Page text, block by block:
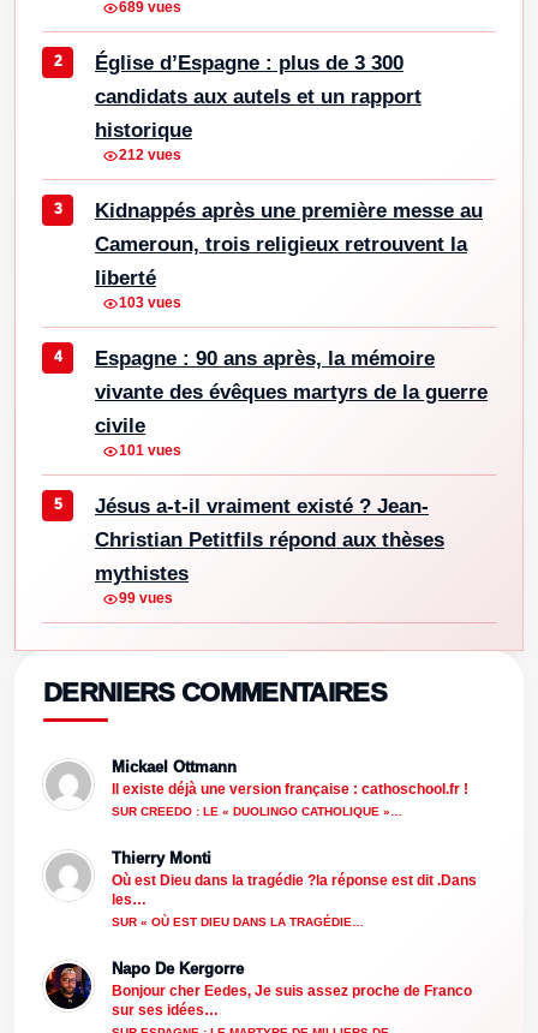
689 vues
Église d’Espagne : plus de 3 300
candidats aux autels et un rapport
historique
212 vues
Kidnappés après une première messe au
Cameroun, trois religieux retrouvent la
liberté
103 vues
Espagne : 90 ans après, la mémoire
vivante des évêques martyrs de la guerre
civile
101 vues
Jésus a-t-il vraiment existé ? Jean-
Christian Petitfils répond aux thèses
mythistes
99 vues
DERNIERS COMMENTAIRES
Mickael Ottmann
Il existe déjà une version française : cathoschool.fr !
SUR CREEDO : LE « DUOLINGO CATHOLIQUE »…
Thierry Monti
Où est Dieu dans la tragédie ?la réponse est dit .Dans
les…
SUR « OÙ EST DIEU DANS LA TRAGÉDIE…
Napo De Kergorre
Bonjour cher Eedes, Je suis assez proche de Franco
sur ses idées…